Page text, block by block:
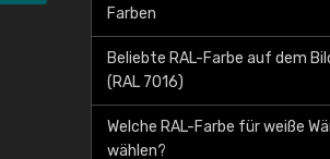
Farben
Beliebte RAL-Farbe auf dem
(RAL 7016)
Welche RAL-Farbe für weiße
wählen?